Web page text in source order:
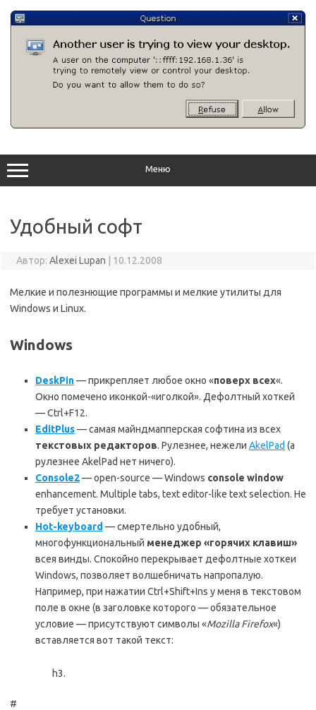
содержимому
Меню
Удобный софт
Автор: Alexei Lupan 10.12.2008
Мелкие и полезнющие программы и мелкие утилиты для
Windows и Linux.
Windows
DeskPin— прикрепляет любое окно «поверх всех«.
Окно помечено иконкой-«иголкой». Дефолтный хоткей
— Ctrl+F12.
EditPlus— самая майндмапперская софтина из всех
текстовых редакторов. Рулезнее, нежели AkelPad (а
рулезнее AkelPad нет ничего).
Console2— open-source — Windows console window
enhancement. Multiple tabs, text editor-like text selection. Не
требует установки.
Hot-keyboard — смертельно удобный,
многофункциональный менеджер «горячих клавиш»
всея винды. Спокойно перекрывает дефолтные хоткеи
Windows, позволяет волшебничать напропалую.
Например, при нажатии Ctrl+Shift+Ins у меня в текстовом
поле в окне (в заголовке которого — обязательное
условие — присутствуют символы «Mozilla Firefox«)
вставляется вот такой текст:
h3.
#